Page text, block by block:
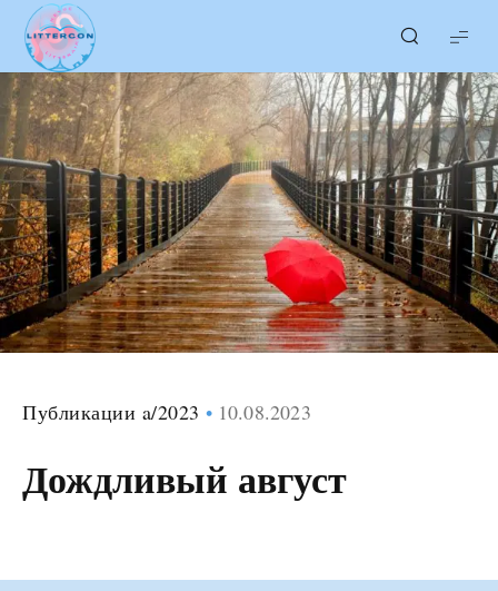
LITTERcon
Публикации a/2023 10.08.2023
Дождливый август